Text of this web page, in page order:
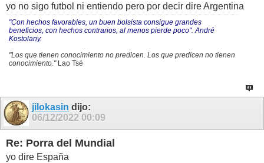
yo no sigo futbol ni entiendo pero por decir dire Argentina
"Con hechos favorables, un buen bolsista consigue grandes
beneficios, con hechos contrarios, al menos pierde poco". André
Kostolany.
"Los que tienen conocimiento no predicen. Los que predicen no tienen
conocimiento."Lao Tsé
jilokasin dijo:
06/12/2022 00:09
Re: Porra del Mundial
yo dire España